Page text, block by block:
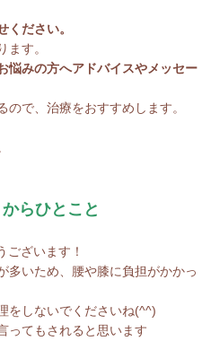
ください。
ます。
悩みの方へアドバイスやメッセー
で、治療をおすすめします。
らひとこと
ざいます！
多いため、腰や膝に負担がかかっ
をしないでくださいね(^^)
ってもされると思います